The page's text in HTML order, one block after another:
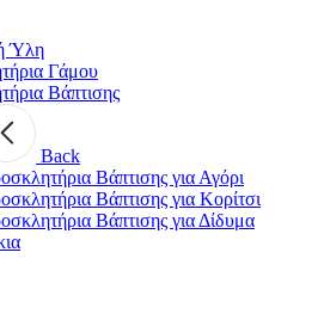
Ύλη
Γάμου
Βάπτισης
Back
Βάπτισης για Αγόρι
Βάπτισης για Κορίτσι
Βάπτισης για Δίδυμα